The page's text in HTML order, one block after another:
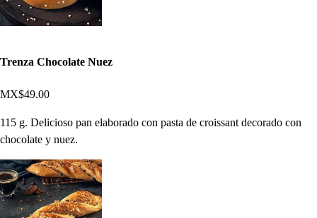
Trenza Chocolate Nuez
MX$49.00
115 g. Delicioso pan elaborado con pasta de croissant decorado con
chocolate y nuez.